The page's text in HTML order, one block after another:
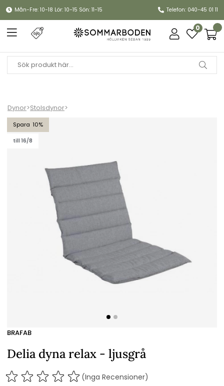
Mån-Fre: 10-18 Lör: 10-15 Sön: 11-15 Telefon: 040-45 01 11
0
Dynor>Stolsdynor>
10
till 16/8
Delia dyna relax - ljusgrå
BRAFAB
Delia dyna relax - ljusgrå
(Inga Recensioner)